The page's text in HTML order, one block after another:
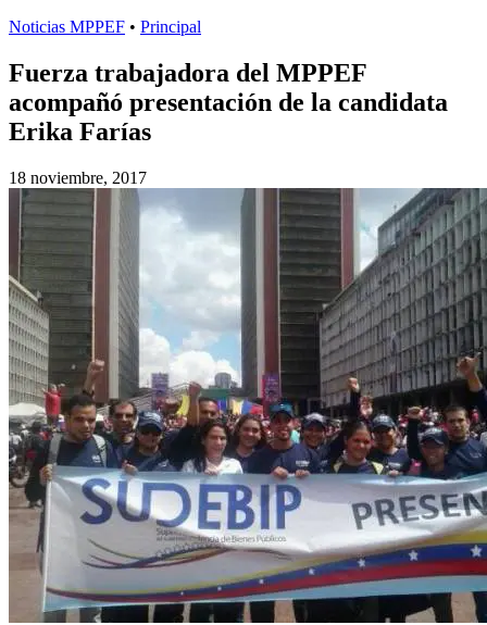
Noticias MPPEF • Principal
Fuerza trabajadora del MPPEF
acompañó presentación de la candidata
Erika Farías
18 noviembre, 2017